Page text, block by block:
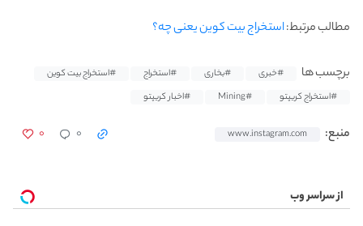
مطالب مرتبط:استخراج بیت کوین یعنی چه؟
برچسب ها #خبری #بخاری #استخراج
#استخراج بیت کوین
#استخراج کریپتو
#Mining #اخبار کریپتو
منبع: www.instagram.com ۰ ۰
از سراسر وب